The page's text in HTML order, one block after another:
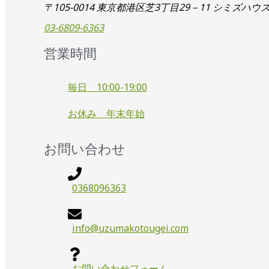
〒105-0014 東京都港区芝3丁目29－11 シミズハウ
03-6809-6363
営業時間
毎日 10:00-19:00
お休み 年末年始
お問い合わせ
0368096363
info@uzumakotougei.com